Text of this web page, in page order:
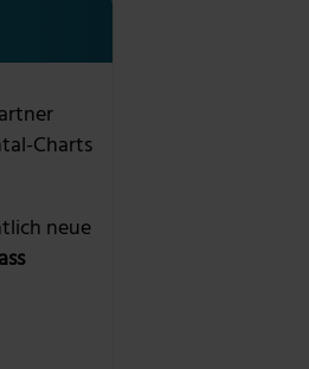
Charts
neue